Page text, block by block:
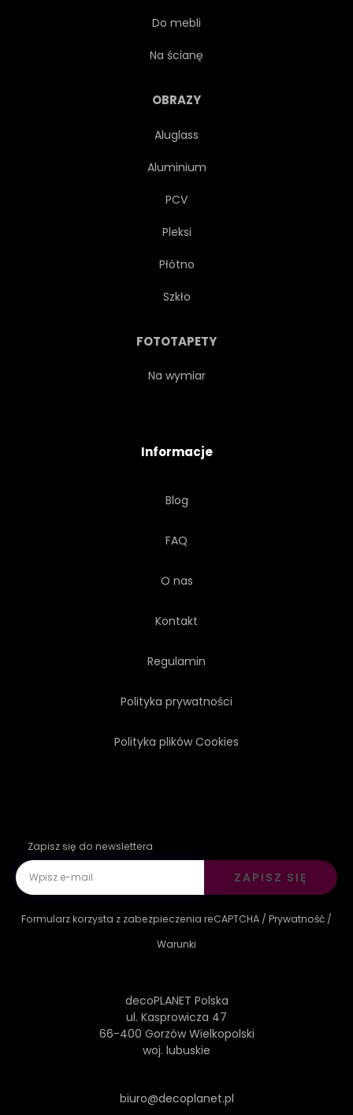
GRANIT
Do mebli
Na ścianę
OBRAZY
Aluglass
Aluminium
PCV
Pleksi
Płótno
Szkło
FOTOTAPETY
Na wymiar
Informacje
Blog
FAQ
O nas
Kontakt
Regulamin
Polityka prywatności
Polityka plików Cookies
Zapisz się do newslettera
ZAPISZ SIĘ
Formularz korzysta z zabezpieczenia reCAPTCHA / Prywatność /
Warunki
decoPLANET Polska
ul. Kasprowicza 47
66-400 Gorzów Wielkopolski
woj. lubuskie
biuro@decoplanet.pl